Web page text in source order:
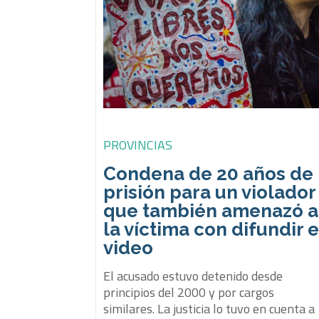
PROVINCIAS
Condena de 20 años de
prisión para un violador
que también amenazó a
la víctima con difundir
video
El acusado estuvo detenido desde
principios del 2000 y por cargos
similares. La justicia lo tuvo en cuenta a